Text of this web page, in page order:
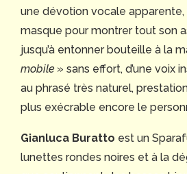
une dévotion vocale
masque pour montrer tout son
jusqu’à entonner bouteille à la
mobile » sans effort, d’une voix
au phrasé très naturel,
plus exécrable encore le
Gianluca Buratto est un
lunettes rondes noires et à la